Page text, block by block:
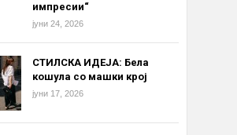
импресии“
јуни 24, 2026
СТИЛСКА ИДЕЈА: Бела
кошула со машки крој
јуни 17, 2026